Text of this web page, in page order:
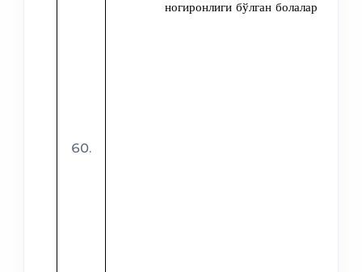
ногиронлиги бўлган болалар